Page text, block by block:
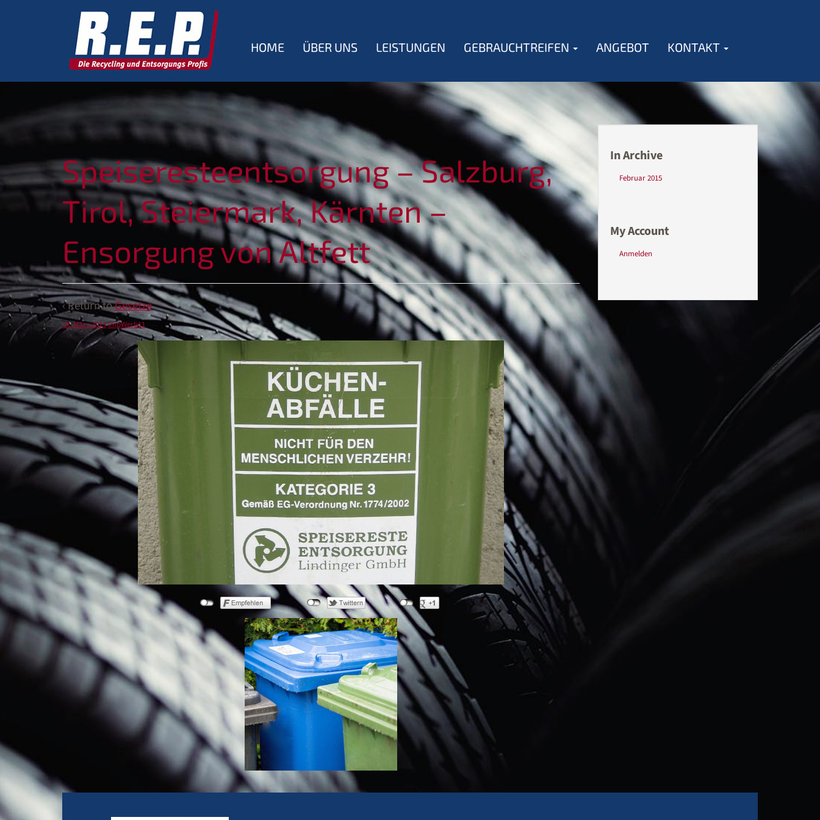
HOME ÜBER UNS LEISTUNGEN GEBRAUCHTREIFEN ANGEBOT KONTAKT
Speiseresteentsorgung – Salzburg,
Tirol, Steiermark, Kärnten –
Ensorgung von Altfett
‹ Return toGesetze
13. März 2015ImpWerb11
In Archive
Februar 2015
My Account
Anmelden